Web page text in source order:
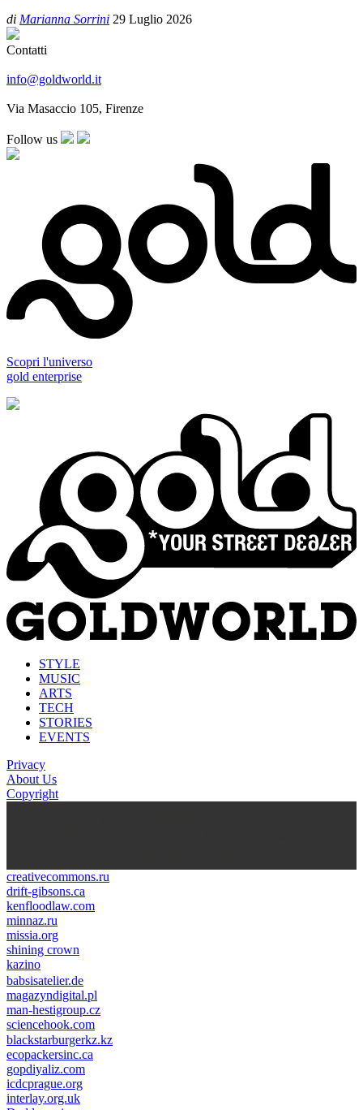
di Marianna Sorrini 29 Luglio 2026
Contatti
info@goldworld.it
Via Masaccio 105, Firenze
Follow us
Scopri l'universo
gold enterprise
STYLE
MUSIC
ARTS
TECH
STORIES
EVENTS
Privacy
About Us
Copyright
creativecommons.ru
drift-gibsons.ca
kenfloodlaw.com
minnaz.ru
missia.org
shining crown
kazino
casino lemon
pinco giriş
babsisatelier.de
magazyndigital.pl
man-hestigroup.cz
sciencehook.com
олимп казино
blackstarburgerkz.kz
ecopackersinc.ca
gopdiyaliz.com
icdcprague.org
interlay.org.uk